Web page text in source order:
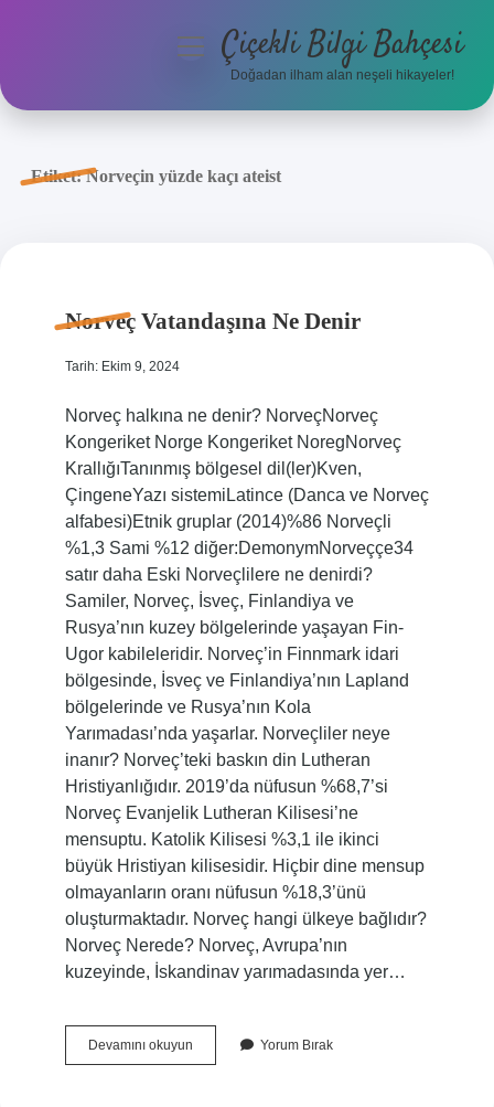
Anasayfa
menüyüÇiçekli Bilgi Bahçesi
Doğadan ilham alan neşeli hikayeler!
Etiket:Norveçin yüzde kaçı ateist
Norveç Vatandaşına Ne Denir
Tarih: Ekim 9, 2024
Norveç halkına ne denir? NorveçNorveç
Kongeriket Norge Kongeriket NoregNorveç
KrallığıTanınmış bölgesel dil(ler)Kven,
ÇingeneYazı sistemiLatince (Danca ve Norveç
alfabesi)Etnik gruplar (2014)%86 Norveçli
%1,3 Sami %12 diğer:DemonymNorveççe34
satır daha Eski Norveçlilere ne denirdi?
Samiler, Norveç, İsveç, Finlandiya ve
Rusya’nın kuzey bölgelerinde yaşayan Fin-
Ugor kabileleridir. Norveç’in Finnmark idari
bölgesinde, İsveç ve Finlandiya’nın Lapland
bölgelerinde ve Rusya’nın Kola
Yarımadası’nda yaşarlar. Norveçliler neye
inanır? Norveç’teki baskın din Lutheran
Hristiyanlığıdır. 2019’da nüfusun %68,7’si
Norveç Evanjelik Lutheran Kilisesi’ne
mensuptu. Katolik Kilisesi %3,1 ile ikinci
büyük Hristiyan kilisesidir. Hiçbir dine mensup
olmayanların oranı nüfusun %18,3’ünü
oluşturmaktadır. Norveç hangi ülkeye bağlıdır?
Norveç Nerede? Norveç, Avrupa’nın
kuzeyinde, İskandinav yarımadasında yer…
Devamını okuyunNorveç
Vatandaşına
Yorum Bırak